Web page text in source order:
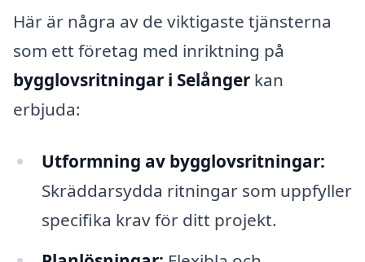
Här är några av de viktigaste tjänsterna
som ett företag med inriktning på
bygglovsritningar i Selånger kan
erbjuda:
Utformning av bygglovsritningar:
Skräddarsydda ritningar som uppfyller
specifika krav för ditt projekt.